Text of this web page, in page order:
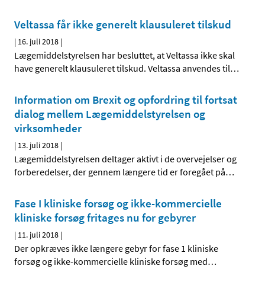
Veltassa får ikke generelt klausuleret tilskud
| 16. juli 2018 |
Lægemiddelstyrelsen har besluttet, at Veltassa ikke skal
have generelt klausuleret tilskud. Veltassa anvendes til…
Information om Brexit og opfordring til fortsat
dialog mellem Lægemiddelstyrelsen og
virksomheder
| 13. juli 2018 |
Lægemiddelstyrelsen deltager aktivt i de overvejelser og
forberedelser, der gennem længere tid er foregået på…
Fase I kliniske forsøg og ikke-kommercielle
kliniske forsøg fritages nu for gebyrer
| 11. juli 2018 |
Der opkræves ikke længere gebyr for fase 1 kliniske
forsøg og ikke-kommercielle kliniske forsøg med…